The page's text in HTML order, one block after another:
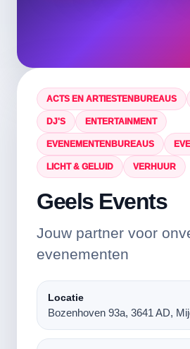
ACTS EN ARTIESTENBUREAUS
DJ'S ENTERTAINMENT
EVENEMENTENBUREAUS
LICHT & GELUID VERHUUR
Geels Events
Jouw partner voor
evenementen
Locatie
Bozenhoven 93a, 3641 AD,